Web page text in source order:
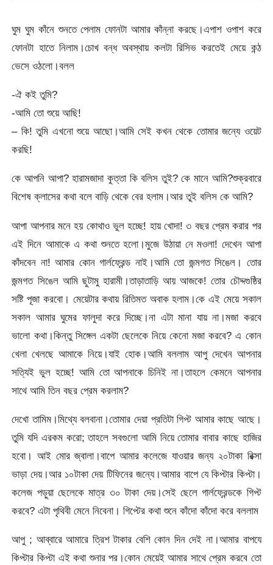
ঘুম ঘুম কাঁনে শুনতে পেলাম ফোনটা আমার কাঁন্না করছে।এপাশ ওপাশ করে
ফোনটা হাতে নিলাম।চোখ বন্ধ অবস্থায় কলটা রিসিভ করতেই মেয়ে কন্ঠ
ভেসে ওঠলো।বলল
-ঐ কই তুমি?
-আমি তো শুয়ে আছি!
– কি! তুমি এখনো শুয়ে আছো।আমি সেই কখন থেকে তোমার জন্যে ওয়েট
করছি!
কে আপনি আপা? হারামজাদা কুত্তা কি বলিস তুই? কে মানে আমি?শুক্রবারে
বিশেষ ক্লাসের কথা বলে বাড়ি থেকে বের হলাম।আর তুই বলিস কে আমি?
আপা আপনার মনে হয় কোথাও ভুল হচ্ছে! হায় খোদা! ৩ বছর প্রেম করার পর
এই দিনে আমাকে এ কথা শুনতে হলো।মুজে উঠায়া নে মওলা! দেখেন আপা
কাঁদবেন না! আমার কোন গার্লফ্রেন্ড নাই।আমি তো জন্মগত সিঙেল। তোর
জন্মগত সিঙেল আমি ছুটামু হারামী।তাড়াতাড়ি আয় আজকে! তোর চৌদ্দগুষ্ঠির
সষ্টি পূজা করবো। মেয়েটার কথায় রিতিমত অবাক হলাম।কে এই মেয়ে সকাল
সকাল আমার ঘুমের ফালুদা করে দিচ্ছে।না এটা মানা যায় না।মজা করবে
ভালো কথা।কিন্তু সিঙ্গেল একটা ছেলেকে নিয়ে কেনো মজা করবে? এ কোন
খেলা খেলছে আমাকে নিয়ে।যাই হোক।আমি বললাম আপু দেখেন আপনার
সত্যিই ভুল হচ্ছে! আমি তো আপনাকে চিনিই না।তাহলে কেমনে আপনার
সাথে আমি তিন বছর প্রেম করলাম?
দেখো তামিম।মিথ্যে বলবানা।তোমার দেয়া প্রতিটা গিপ্ট আমার কাছে আছে।
তুমি যদি এরকম করো; তাহলে সবগুলো আমি নিয়ে তোমার বাবার কাছে হাজির
হবো। আই মোর জ্বালা।বাপে আমার কলেজে যাওয়ার জন্য ২০টাকা রিক্সা
ভাড়া দেয়।আর ১০টাকা দেয় টিফিনের জন্যে।আমার বাপে যে কিপ্টার কিপ্টা।
কলেজ পড়ুয়া ছেলেকে মাত্র ৩০ টাকা দেয়।সেই ছেলে গার্লফ্রেন্ডকে গিপ্ট
করবে? এটা পৃথিবী মেনে নিবেনা। গিপ্টের কথা শুনে কাঁদো কাঁদো করে বললাম
আপু ; আব্বারে আমারে ত্রিশ টাকার বেশি কোন দিন দেই না।আমার বাপযে
কিপ্টার কিপ্টা এই কথা শুনার পর।কোন মেয়েই আমার সাথে প্রেম করবে তো